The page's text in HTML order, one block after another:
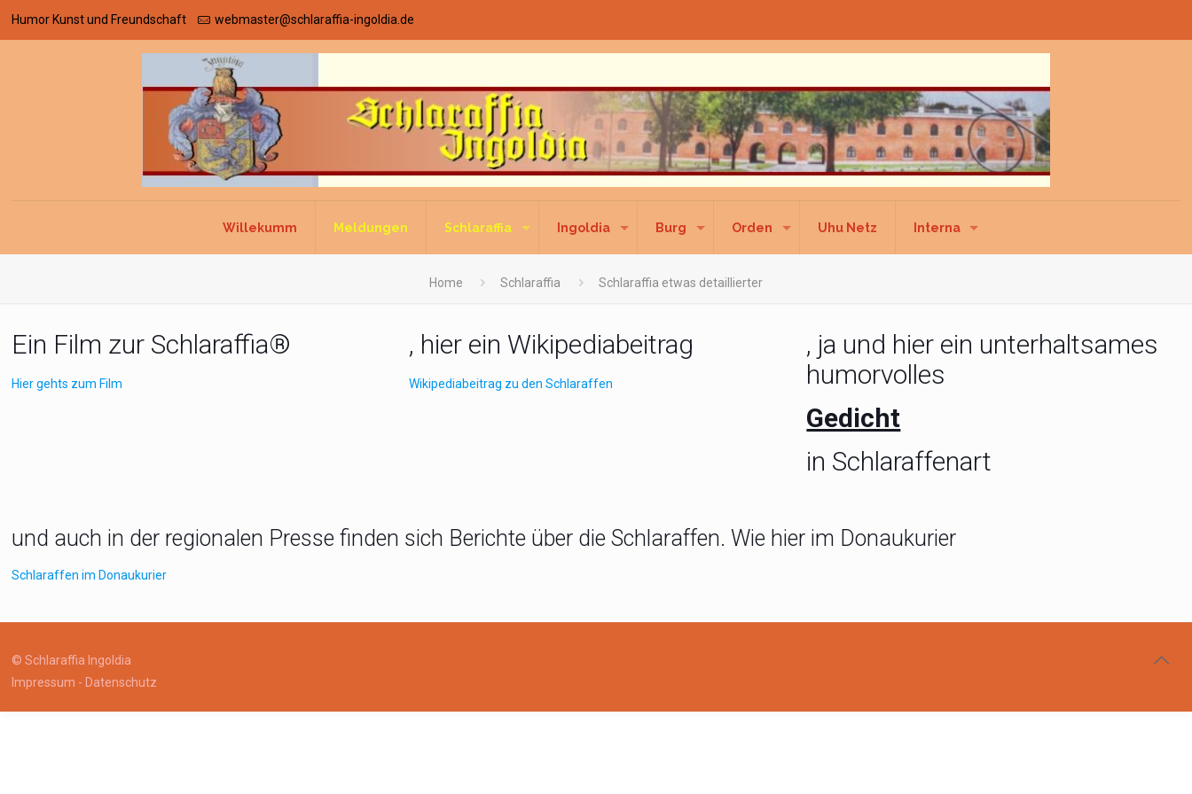
Humor Kunst und Freundschaft webmaster@schlaraffia-ingoldia.de
Willekumm Meldungen Schlaraffia Ingoldia Burg Orden Uhu Netz Interna
Home Schlaraffia Schlaraffia etwas detaillierter
Ein Film zur Schlaraffia®
Hier gehts zum Film
, hier ein Wikipediabeitrag
Wikipediabeitrag zu den Schlaraffen
, ja und hier ein unterhaltsames
humorvolles
Gedicht
in Schlaraffenart
und auch in der regionalen Presse finden sich Berichte über die Schlaraffen. Wie hier im Donaukurier
Schlaraffen im Donaukurier
© Schlaraffia Ingoldia
Impressum - Datenschutz